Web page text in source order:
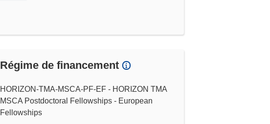
Régime de financement
HORIZON-TMA-MSCA-PF-EF - HORIZON TMA
MSCA Postdoctoral Fellowships - European
Fellowships